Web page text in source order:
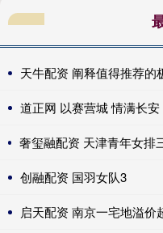
道正网 以赛营城 情满长
创融配资 国羽女队3
启天配资 南京一宅地溢价